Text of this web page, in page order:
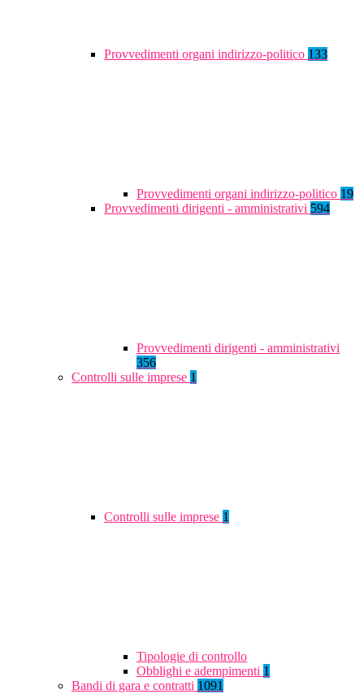
Provvedimenti organi indirizzo-politico 133
Provvedimenti organi indirizzo-politico 19
Provvedimenti dirigenti - amministrativi 594
Provvedimenti dirigenti - amministrativi
356
Controlli sulle imprese 1
Controlli sulle imprese 1
Tipologie di controllo
Obblighi e adempimenti 1
Bandi di gara e contratti 1091